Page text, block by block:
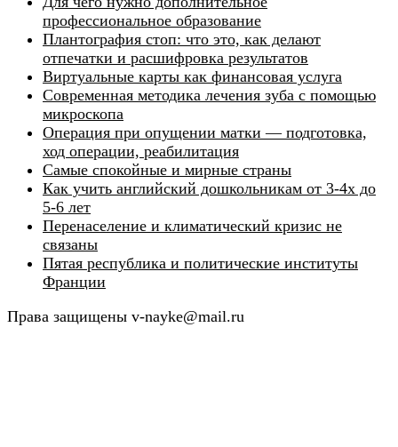
профессиональное образование
Плантография стоп: что это, как делают
отпечатки и расшифровка результатов
Виртуальные карты как финансовая услуга
Современная методика лечения зуба с помощью
микроскопа
Операция при опущении матки — подготовка,
ход операции, реабилитация
Самые спокойные и мирные страны
Как учить английский дошкольникам от 3-4х до
5-6 лет
Перенаселение и климатический кризис не
связаны
Пятая республика и политические институты
Франции
Права защищены v-nayke@mail.ru